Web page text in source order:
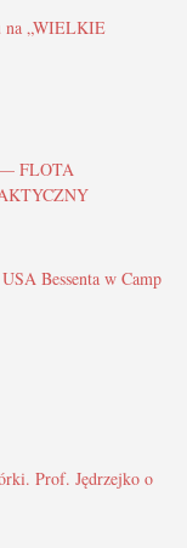
na „WIELKIE
— FLOTA
Bessenta w Camp
Prof. Jędrzejko o